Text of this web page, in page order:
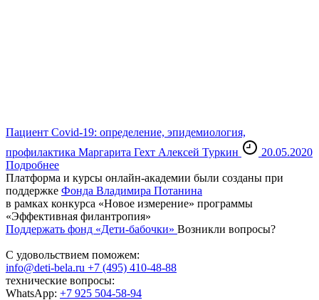
Пациент Covid-19: определение, эпидемиология,
профилактика Маргарита Гехт Алексей Туркин
20.05.2020
Подробнее
Платформа и курсы онлайн-академии были созданы при
поддержке Фонда Владимира Потанина
в рамках конкурса «Новое измерение» программы
«Эффективная филантропия»
Поддержать фонд «Дети-бабочки» Возникли вопросы?
С удовольствием поможем:
info@deti-bela.ru +7 (495) 410-48-88
технические вопросы:
WhatsApp: +7 925 504-58-94